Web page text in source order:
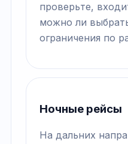
проверьте,
можно ли
ограничения по
Ночные рейсы
На дальних